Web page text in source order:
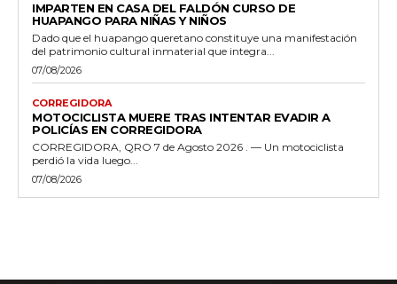
IMPARTEN EN CASA DEL FALDÓN CURSO DE
HUAPANGO PARA NIÑAS Y NIÑOS
Dado que el huapango queretano constituye una manifestación
del patrimonio cultural inmaterial que integra...
07/08/2026
CORREGIDORA
MOTOCICLISTA MUERE TRAS INTENTAR EVADIR A
POLICÍAS EN CORREGIDORA
CORREGIDORA, QRO 7 de Agosto 2026 . — Un motociclista
perdió la vida luego...
07/08/2026